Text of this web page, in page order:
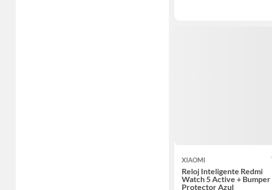
XIAOMI
Reloj Inteligente Redmi
Watch 5 Active + Bumper
Protector Azul